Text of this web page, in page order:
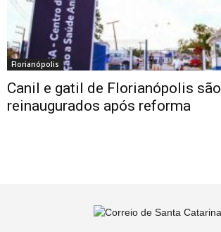
Florianópolis
Canil e gatil de Florianópolis são
reinaugurados após reforma